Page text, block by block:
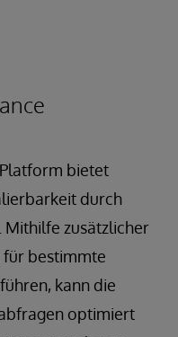
bietet
durch
Mithilfe zusätzlicher
für bestimmte
kann die
optimiert